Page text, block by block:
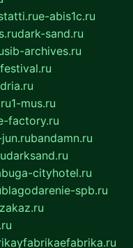
e-abis1c.ru
dark-sand.ru
sib-archives.ru
1-mus.ru
factory.ru
bandamn.ru
darksand.ru
cityhotel.ru
blagodarenie-spb.ru